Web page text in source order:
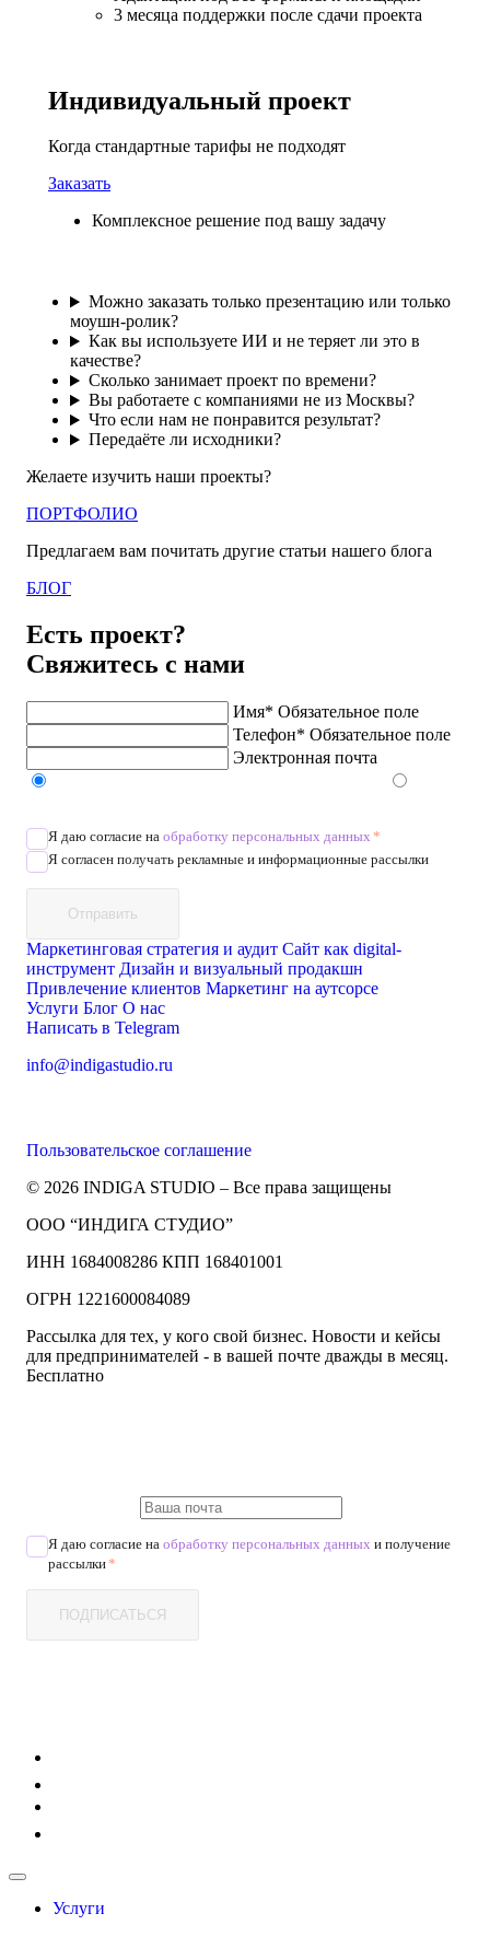
3 месяца поддержки после сдачи проекта
Индивидуальный проект
Когда стандартные тарифы не подходят
Заказать
Комплексное решение под вашу задачу
Можно заказать только презентацию или только
моушн-ролик?
Как вы используете ИИ и не теряет ли это в
качестве?
Сколько занимает проект по времени?
Вы работаете с компаниями не из Москвы?
Что если нам не понравится результат?
Передаёте ли исходники?
Желаете изучить наши проекты?
ПОРТФОЛИО
Предлагаем вам почитать другие статьи нашего блога
БЛОГ
Есть проект?
Свяжитесь с нами
Имя* Обязательное поле
Телефон* Обязательное поле
Электронная почта
Я даю согласие на обработку персональных данных *
Я согласен получать рекламные и информационные рассылки
Отправить
Маркетинговая стратегия и аудит Сайт как digital-
инструмент Дизайн и визуальный продакшн
Привлечение клиентов Маркетинг на аутсорсе
Услуги Блог О нас
Написать в Telegram
info@indigastudio.ru
Пользовательское соглашение
© 2026 INDIGA STUDIO – Все права защищены
ООО “ИНДИГА СТУДИО”
ИНН 1684008286 КПП 168401001
ОГРН 1221600084089
Рассылка для тех, у кого свой бизнес. Новости и кейсы
для предпринимателей - в вашей почте дважды в месяц.
Бесплатно
Я даю согласие на обработку персональных данных и получение
рассылки*
ПОДПИСАТЬСЯ
Услуги